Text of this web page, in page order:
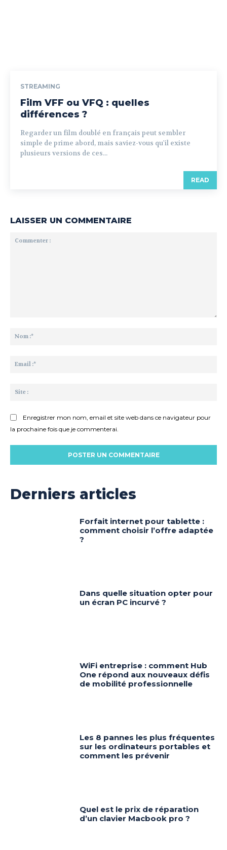
STREAMING
Film VFF ou VFQ : quelles
différences ?
Regarder un film doublé en français peut sembler
simple de prime abord, mais saviez-vous qu'il existe
plusieurs versions de ces...
READ
LAISSER UN COMMENTAIRE
Enregistrer mon nom, email et site web dans ce navigateur pour
la prochaine fois que je commenterai.
Derniers articles
Forfait internet pour tablette :
comment choisir l’offre adaptée
?
Dans quelle situation opter pour
un écran PC incurvé ?
WiFi entreprise : comment Hub
One répond aux nouveaux défis
de mobilité professionnelle
Les 8 pannes les plus fréquentes
sur les ordinateurs portables et
comment les prévenir
Quel est le prix de réparation
d’un clavier Macbook pro ?